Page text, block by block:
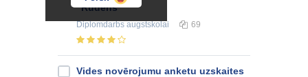
"Rudens"
Diplomdarbs augstskolai 69
Vides novērojumu anketu uzskaites